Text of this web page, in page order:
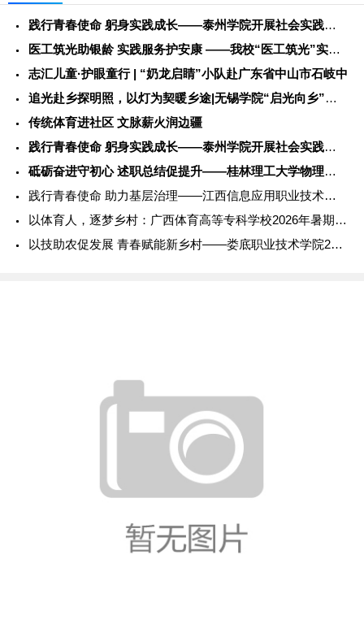
践行青春使命 躬身实践成长——泰州学院开展社会实践服务活动
医工筑光助银龄 实践服务护安康 ——我校“医工筑光”实践团开
志汇儿童·护眼童行 | “奶龙启睛”小队赴广东省中山市石岐中
追光赴乡探明照，以灯为契暖乡途|无锡学院“启光向乡”社会实践
传统体育进社区 文脉薪火润边疆
践行青春使命 躬身实践成长——泰州学院开展社会实践服务活动
砥砺奋进守初心 述职总结促提升——桂林理工大学物理与电子信息
践行青春使命 助力基层治理——江西信息应用职业技术学院202
以体育人，逐梦乡村：广西体育高等专科学校2026年暑期社会实
以技助农促发展 青春赋能新乡村——娄底职业技术学院2026年